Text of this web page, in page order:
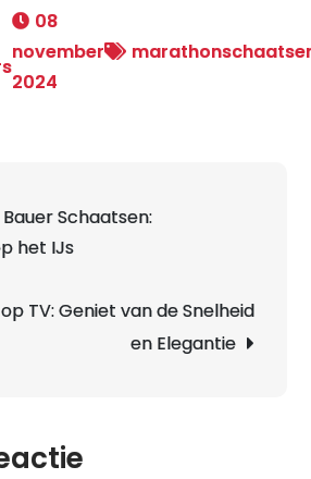
08
november
2024
Schaatsen:
het IJs
TV: Geniet van de Snelheid
en Elegantie